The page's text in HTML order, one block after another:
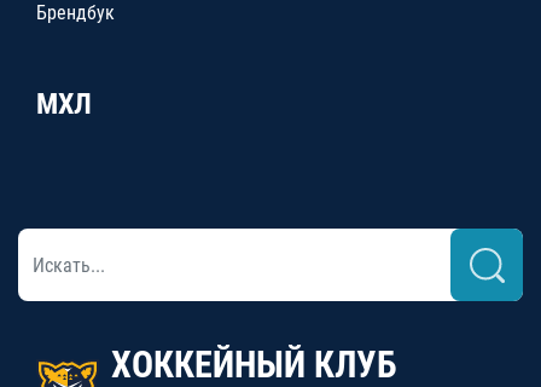
Брендбук
МХЛ
ХОККЕЙНЫЙ КЛУБ